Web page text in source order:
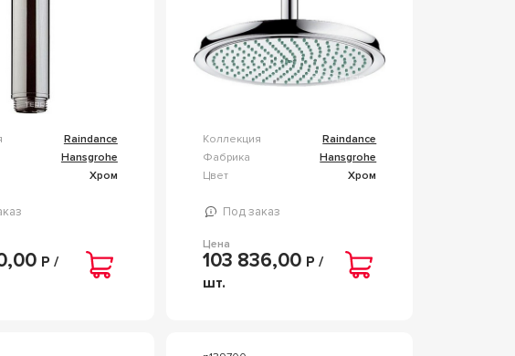
Raindance
Hansgrohe
Хром
Р /
Коллекция
Raindance
Фабрика
Hansgrohe
Цвет
Хром
Под заказ
Цена
103 836,00 Р /
шт.